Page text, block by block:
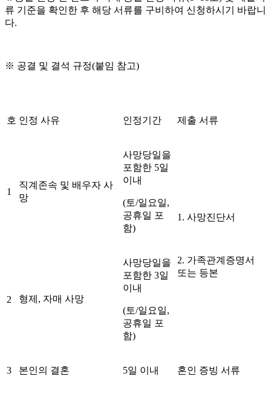
류 기준을 확인한 후 해당 서류를 구비하여 신청하시기 바랍니
다.
※ 공결 및 결석 규정(붙임 참고)
호 인정 사유 인정기간 제출 서류
1
직계존속 및 배우자 사
망
사망당일을
포함한 5일
이내
(토/일요일,
공휴일 포
함)
1. 사망진단서
2. 가족관계증명서
또는 등본
2 형제, 자매 사망
사망당일을
포함한 3일
이내
(토/일요일,
공휴일 포
함)
3 본인의 결혼 5일 이내 혼인 증빙 서류